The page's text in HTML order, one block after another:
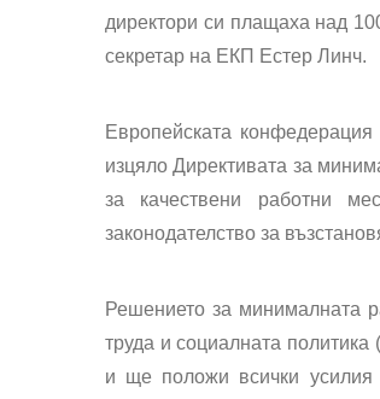
директори си плащаха над
секретар на ЕКП Естер Линч.
Европейската
изцяло Директивата за
за качествени работни
законодателство за
Решението за минималната
труда и социалната
и ще положи всички